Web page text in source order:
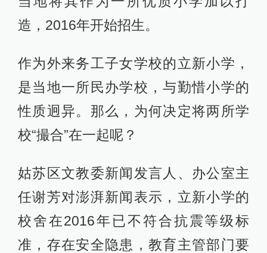
造，2016年开始招生。
作为外来务工子女学校的立新小学，
是当地一所民办学校，与勤惜小学的
性质迥异。那么，为何决定将两所学
校“撮合”在一起呢？
姑苏区文教委新闻发言人、办公室主
任谢芳对澎湃新闻表示，立新小学的
校舍在2016年已不符合抗震等级标
准，存在安全隐患，教育主管部门要